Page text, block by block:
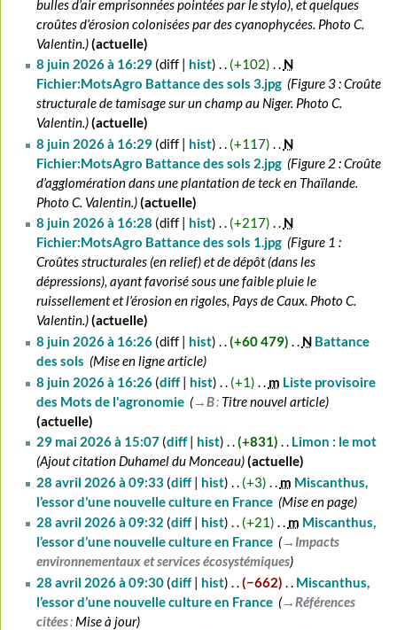
bulles d’air emprisonnées pointées par le stylo), et quelques
croûtes d’érosion colonisées par des cyanophycées. Photo C.
Valentin.
actuelle
8 juin 2026 à 16:29 diff hist +102
N
Fichier:MotsAgro Battance des sols 3.jpg‎ Figure 3 : Croûte
structurale de tamisage sur un champ au Niger. Photo C.
Valentin.
actuelle
8 juin 2026 à 16:29 diff hist +117
N
Fichier:MotsAgro Battance des sols 2.jpg‎ Figure 2 : Croûte
d’agglomération dans une plantation de teck en Thaïlande.
Photo C. Valentin.
actuelle
8 juin 2026 à 16:28 diff hist +217
N
Fichier:MotsAgro Battance des sols 1.jpg‎ Figure 1 :
Croûtes structurales (en relief) et de dépôt (dans les
dépressions), ayant favorisé sous une faible pluie le
ruissellement et l’érosion en rigoles, Pays de Caux. Photo C.
Valentin.
actuelle
8 juin 2026 à 16:26 diff hist +60 479 N Battance
des sols Mise en ligne article
8 juin 2026 à 16:26 diff hist +1 m Liste provisoire
des Mots de l'agronomie‎ →‎B: Titre nouvel article
actuelle
29
mai
2026
29 mai 2026 à 15:07 diff hist +831 Limon : le mot‎
Ajout citation Duhamel du Monceau
actuelle
28
avril
2026
28 avril 2026 à 09:33 diff hist +3 m Miscanthus,
l’essor d’une nouvelle culture en France‎ Mise en page
28 avril 2026 à 09:32 diff hist +21 m Miscanthus,
l’essor d’une nouvelle culture en France‎ →‎Impacts
environnementaux et services écosystémiques
28 avril 2026 à 09:30 diff hist −662
Miscanthus,
l’essor d’une nouvelle culture en France‎ →‎Références
citées: Mise à jour